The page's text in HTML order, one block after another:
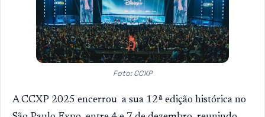
Foto: CCXP
A CCXP 2025 encerrou a sua 12ª edição histórica no